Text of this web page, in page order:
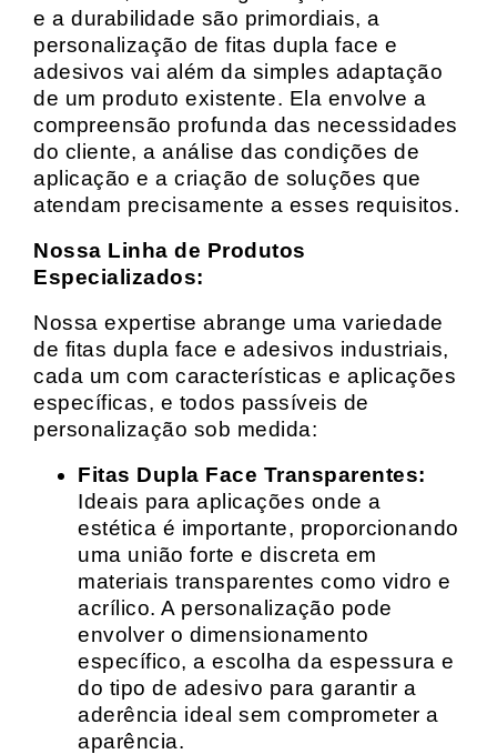
e a durabilidade são primordiais, a
personalização de fitas dupla face e
adesivos vai além da simples adaptação
de um produto existente. Ela envolve a
compreensão profunda das necessidades
do cliente, a análise das condições de
aplicação e a criação de soluções que
atendam precisamente a esses requisitos.
Nossa Linha de Produtos
Especializados:
Nossa expertise abrange uma variedade
de fitas dupla face e adesivos industriais,
cada um com características e aplicações
específicas, e todos passíveis de
personalização sob medida:
Fitas Dupla Face Transparentes:
Ideais para aplicações onde a
estética é importante, proporcionando
uma união forte e discreta em
materiais transparentes como vidro e
acrílico. A personalização pode
envolver o dimensionamento
específico, a escolha da espessura e
do tipo de adesivo para garantir a
aderência ideal sem comprometer a
aparência.